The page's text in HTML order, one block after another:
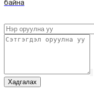
байна
Хадгалах